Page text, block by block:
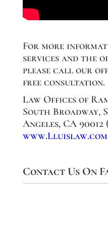
For more
services and the
please call our
free consultation.
Law Offices of
South Broadway,
Angeles, CA 90012
www.Lluislaw.com
Contact Us On